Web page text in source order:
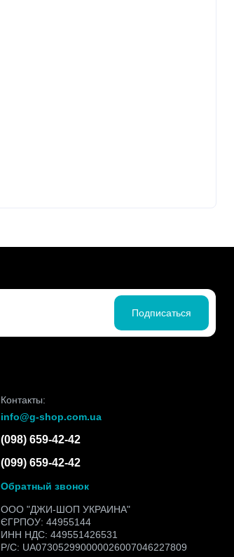
Подписаться
Контакты:
info@g-shop.com.ua
(098) 659-42-42
(099) 659-42-42
Обратный звонок
ООО "ДЖИ-ШОП УКРАИНА"
ЄГРПОУ: 44955144
ИНН НДС: 449551426531
Р/С: UA073052990000026007046227809